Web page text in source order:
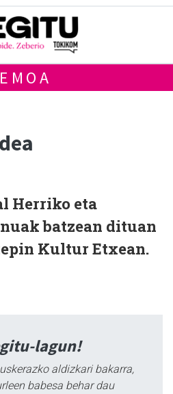
Herriko eta
batzean dituan
Kultur Etxean.
lagun!
aldizkari bakarra,
babesa behar dau